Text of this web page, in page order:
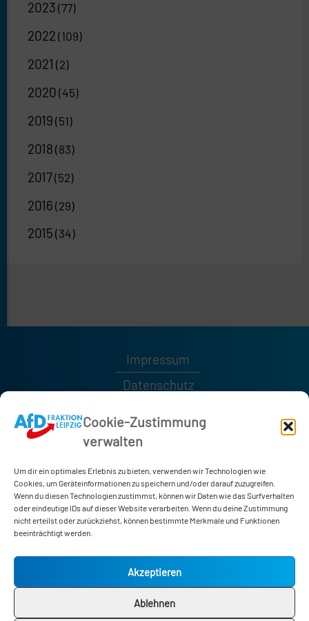
Cookie-Zustimmung
verwalten
Um dir ein optimales Erlebnis zu bieten, verwenden wir Technologien wie
Cookies, um Geräteinformationen zu speichern und/oder darauf zuzugreifen.
Wenn du diesen Technologien zustimmst, können wir Daten wie das Surfverhalten
oder eindeutige IDs auf dieser Website verarbeiten. Wenn du deine Zustimmung
nicht erteilst oder zurückziehst, können bestimmte Merkmale und Funktionen
beeinträchtigt werden.
Akzeptieren
Ablehnen
2023 (77)
2022 (109)
2021 (2)
2020 (45)
2019 (51)
2018 (83)
2017(52)
2016 (29)
2015 (34)
Neues Rathaus
04109 Leipzig
Zimmer 178
Impressum
Datenschutz
0341 / 1232189
0341 / 1232185
afd-fraktion@leipzig.de